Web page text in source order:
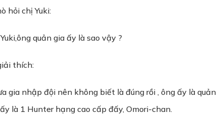
hỏi chị Yuki:
quản gia ấy là sao vậy ?
thích:
gia nhập đội nên không biết là đúng rồi , ông ấy là
là 1 Hunter hạng cao cấp đấy, Omori-chan.